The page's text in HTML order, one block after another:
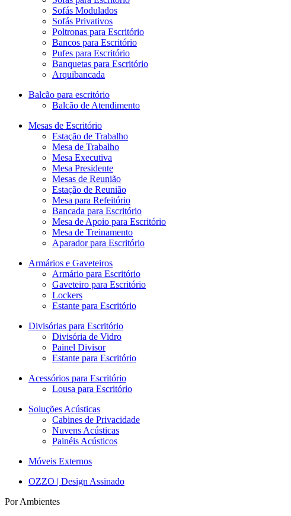
Sofás Modulados
Sofás Privativos
Poltronas para Escritório
Bancos para Escritório
Pufes para Escritório
Banquetas para Escritório
Arquibancada
Balcão para escritório
Balcão de Atendimento
Mesas de Escritório
Estação de Trabalho
Mesa de Trabalho
Mesa Executiva
Mesa Presidente
Mesas de Reunião
Estação de Reunião
Mesa para Refeitório
Bancada para Escritório
Mesa de Apoio para Escritório
Mesa de Treinamento
Aparador para Escritório
Armários e Gaveteiros
Armário para Escritório
Gaveteiro para Escritório
Lockers
Estante para Escritório
Divisórias para Escritório
Divisória de Vidro
Painel Divisor
Estante para Escritório
Acessórios para Escritório
Lousa para Escritório
Soluções Acústicas
Cabines de Privacidade
Nuvens Acústicas
Painéis Acústicos
Móveis Externos
OZZO | Design Assinado
Por Ambientes